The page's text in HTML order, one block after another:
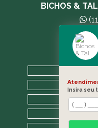
BICHOS &
Insira seu